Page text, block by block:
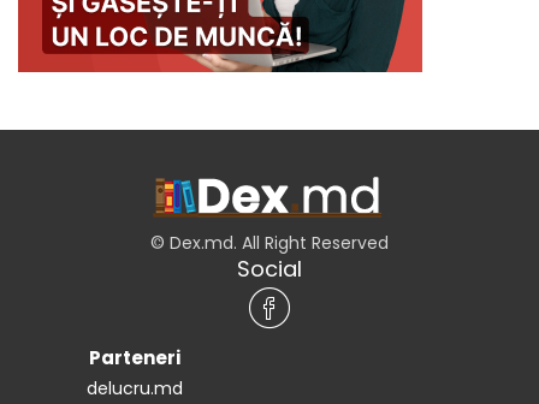
© Dex.md. All Right Reserved
Social
Parteneri
delucru.md